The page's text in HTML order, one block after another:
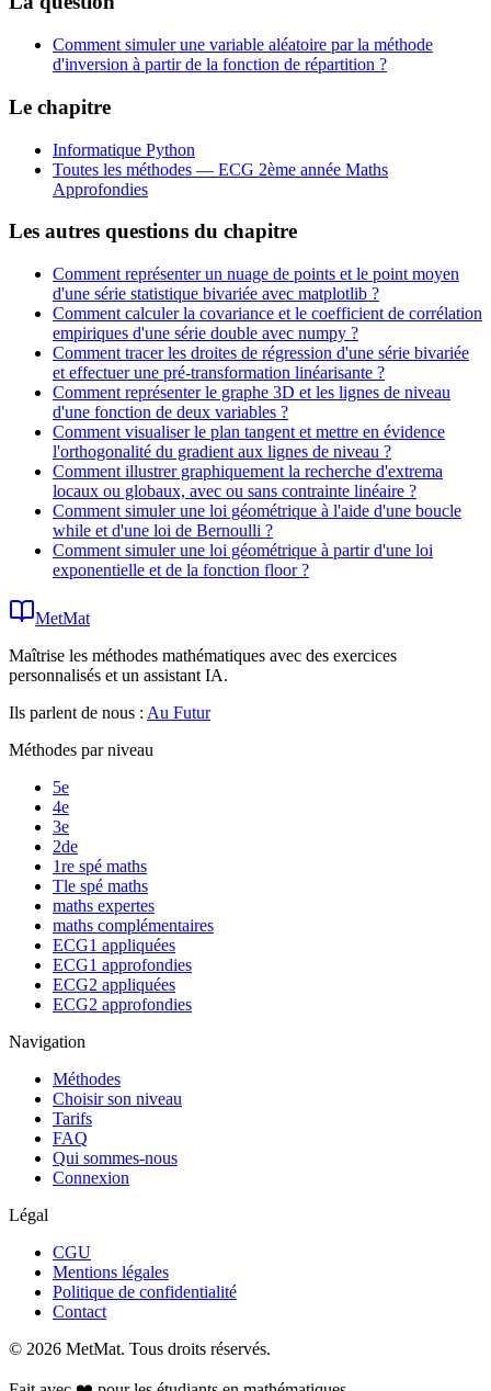
Comment simuler une variable aléatoire par la méthode
d'inversion à partir de la fonction de répartition ?
Le chapitre
Informatique Python
Toutes les méthodes — ECG 2ème année Maths
Approfondies
Les autres questions du chapitre
Comment représenter un nuage de points et le point moyen
d'une série statistique bivariée avec matplotlib ?
Comment calculer la covariance et le coefficient de corrélation
empiriques d'une série double avec numpy ?
Comment tracer les droites de régression d'une série bivariée
et effectuer une pré-transformation linéarisante ?
Comment représenter le graphe 3D et les lignes de niveau
d'une fonction de deux variables ?
Comment visualiser le plan tangent et mettre en évidence
l'orthogonalité du gradient aux lignes de niveau ?
Comment illustrer graphiquement la recherche d'extrema
locaux ou globaux, avec ou sans contrainte linéaire ?
Comment simuler une loi géométrique à l'aide d'une boucle
while et d'une loi de Bernoulli ?
Comment simuler une loi géométrique à partir d'une loi
exponentielle et de la fonction floor ?
MetMat
Maîtrise les méthodes mathématiques avec des exercices
personnalisés et un assistant IA.
Ils parlent de nous : Au Futur
Méthodes par niveau
5e
4e
3e
2de
1re spé maths
Tle spé maths
maths expertes
maths complémentaires
ECG1 appliquées
ECG1 approfondies
ECG2 appliquées
ECG2 approfondies
Navigation
Méthodes
Choisir son niveau
Tarifs
FAQ
Qui sommes-nous
Connexion
Légal
CGU
Mentions légales
Politique de confidentialité
Contact
© 2026 MetMat. Tous droits réservés.